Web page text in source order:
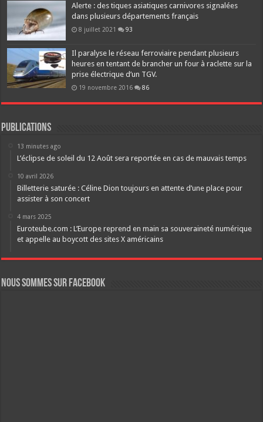
Alerte : des tiques asiatiques carnivores signalées
dans plusieurs départements français
8 juillet 2021 93
Il paralyse le réseau ferroviaire pendant plusieurs
heures en tentant de brancher un four à raclette sur la
prise électrique d’un TGV.
19 novembre 2016 86
Publications
13 minutes ago
L’éclipse de soleil du 12 Août sera reportée en cas de mauvais temps
10 avril 2026
Billetterie saturée : Céline Dion toujours en attente d’une place pour
assister à son concert
4 mars 2025
Euroteube.com : L’Europe reprend en main sa souveraineté numérique
et appelle au boycott des sites X américains
Nous sommes sur FaceBook